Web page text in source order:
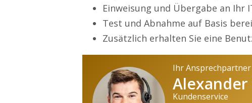
Einweisung und Übergabe an Ihr
Test und Abnahme auf Basis
Zusätzlich erhalten Sie eine
Ihr Ansprechpartner
Alexander
Kundenservice